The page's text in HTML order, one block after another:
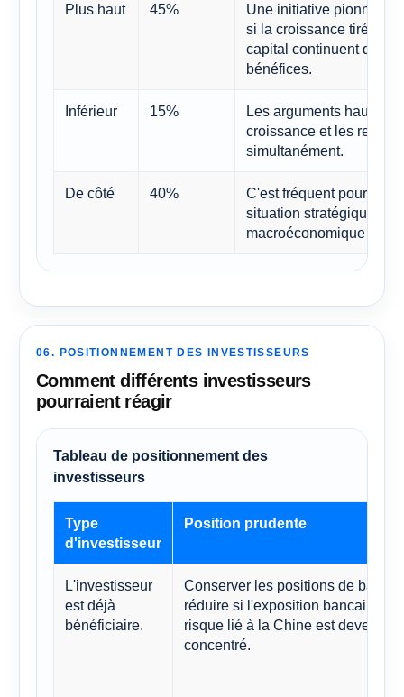
Plus haut 45%
Une initiative pionnière
si la croissance tirée
capital continuent
bénéfices.
Inférieur 15%
Les arguments
croissance et les
simultanément.
De côté 40%
C'est fréquent pour les
situation stratégique
macroéconomique
06. POSITIONNEMENT DES INVESTISSEURS
Comment différents investisseurs
pourraient réagir
Tableau de positionnement des
investisseurs
Type
d'investisseur
Position prudente
L'investisseur
est déjà
bénéficiaire.
Conserver les positions de base,
réduire si l'exposition bancaire ou
risque lié à la Chine est devenu
concentré.